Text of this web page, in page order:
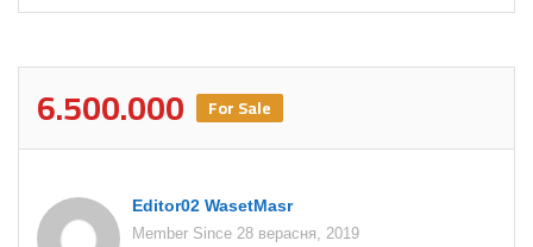
6.500.000 For Sale
Editor02 WasetMasr
Member Since 28 верасня, 2019